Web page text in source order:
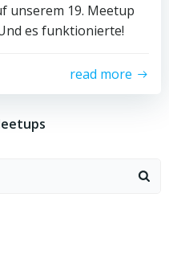
unserem 19. Meetup
es funktionierte!
read more